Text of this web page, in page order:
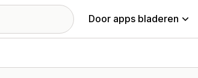
Door apps bladeren